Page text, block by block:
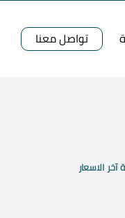
تواصل معنا
الاسعار